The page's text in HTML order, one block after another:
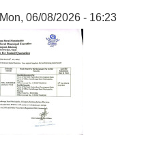
Mon, 06/08/2026 - 16:23